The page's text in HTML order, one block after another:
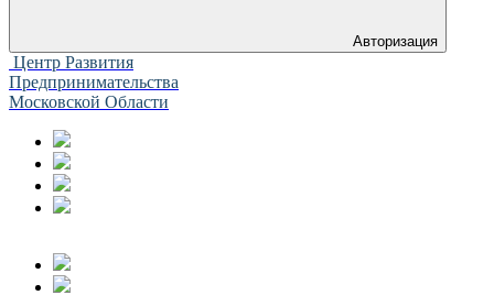
Авторизация
Центр Развития
Предпринимательства
Московской Области